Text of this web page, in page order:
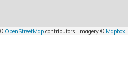
OpenStreetMap contributors, Imagery © Mapbox